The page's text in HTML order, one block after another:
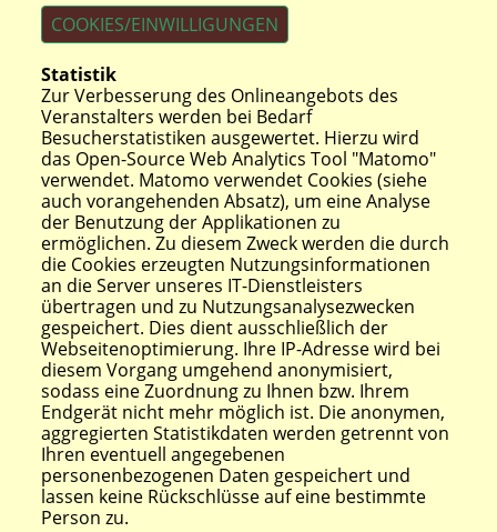
COOKIES/EINWILLIGUNGEN
Statistik
Zur Verbesserung des Onlineangebots des
Veranstalters werden bei Bedarf
Besucherstatistiken ausgewertet. Hierzu wird
das Open-Source Web Analytics Tool "Matomo"
verwendet. Matomo verwendet Cookies (siehe
auch vorangehenden Absatz), um eine Analyse
der Benutzung der Applikationen zu
ermöglichen. Zu diesem Zweck werden die durch
die Cookies erzeugten Nutzungsinformationen
an die Server unseres IT-Dienstleisters
übertragen und zu Nutzungsanalysezwecken
gespeichert. Dies dient ausschließlich der
Webseitenoptimierung. Ihre IP-Adresse wird bei
diesem Vorgang umgehend anonymisiert,
sodass eine Zuordnung zu Ihnen bzw. Ihrem
Endgerät nicht mehr möglich ist. Die anonymen,
aggregierten Statistikdaten werden getrennt von
Ihren eventuell angegebenen
personenbezogenen Daten gespeichert und
lassen keine Rückschlüsse auf eine bestimmte
Person zu.